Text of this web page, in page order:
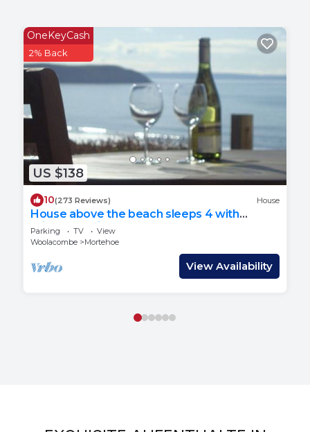
US $138
OneKeyCash
2% Back
10(273 Reviews) House
House above the beach sleeps 4 with
private parking
Parking TV
View
Woolacombe
Mortehoe
View Availability